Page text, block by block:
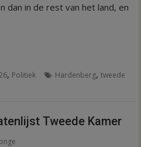
dan in de rest van het land, en
, Politiek Hardenberg,tweede
Tweede Kamer